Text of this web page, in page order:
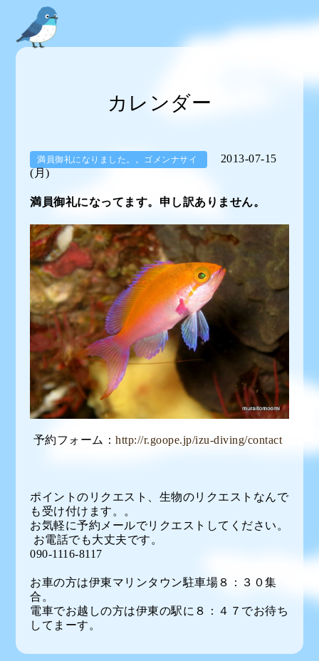
カレンダー
満員御礼になりました。。ゴメンナサイ
2013-07-15
(月)
満員御礼になってます。申し訳ありません。
予約フォーム：http://r.goope.jp/izu-diving/contact
ポイントのリクエスト、生物のリクエストなんで
も受け付けます。。
お気軽に予約メールでリクエストしてください。
お電話でも大丈夫です。
090-1116-8117
お車の方は伊東マリンタウン駐車場８：３０集
合。
電車でお越しの方は伊東の駅に８：４７でお待ち
してまーす。